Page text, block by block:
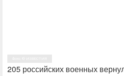
205 российских военных